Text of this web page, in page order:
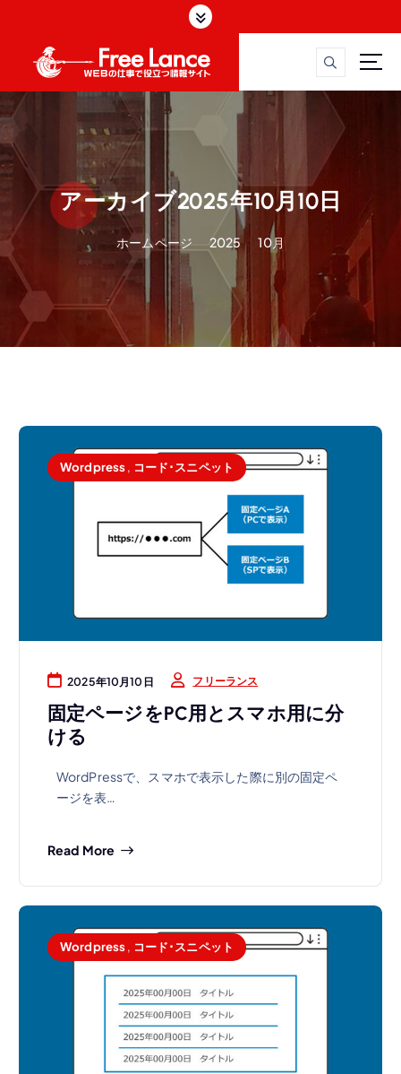
W
E
B
リ
ラ
ン
ス
研
アーカイブ2025年10月10日
ホームページ 2025 10月
Wordpress, コード･スニペット
2025年10月10日 フリーランス
固定ページをPC用とスマホ用に分
ける
WordPressで、スマホで表示した際に別の固定ペ
ージを表…
Read More
Wordpress, コード･スニペット